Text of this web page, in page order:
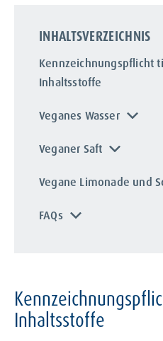
INHALTSVERZEICHNIS
Kennzeichnungspflicht
Inhaltsstoffe
Veganes Wasser
Veganer Saft
Vegane Limonade und
FAQs
Inhaltsstoffe